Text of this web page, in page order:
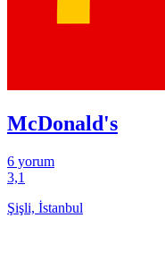
McDonald's
6 yorum
3,1
Şişli, İstanbul